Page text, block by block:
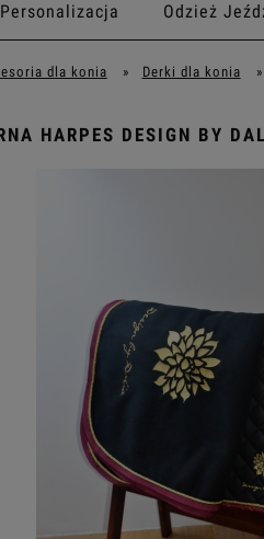
Personalizacja Odzież
dla konia » Derki dla konia »
HARPES DESIGN BY